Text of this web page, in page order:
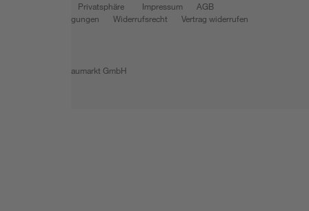
Privatsphäre Impressum
AGB
Nutzungsbedingungen
Widerrufsrecht
Vertrag widerrufen
© 2026 toom Baumarkt GmbH